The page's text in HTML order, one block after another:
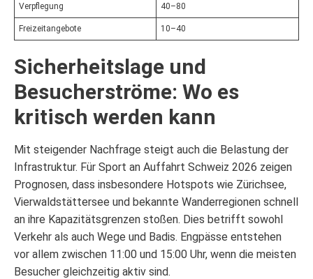
Verpflegung 40–80
Freizeitangebote 10–40
Sicherheitslage und
Besucherströme: Wo es
kritisch werden kann
Mit steigender Nachfrage steigt auch die Belastung der
Infrastruktur. Für Sport an Auffahrt Schweiz 2026 zeigen
Prognosen, dass insbesondere Hotspots wie Zürichsee,
Vierwaldstättersee und bekannte Wanderregionen schnell
an ihre Kapazitätsgrenzen stoßen. Dies betrifft sowohl
Verkehr als auch Wege und Badis. Engpässe entstehen
vor allem zwischen 11:00 und 15:00 Uhr, wenn die meisten
Besucher gleichzeitig aktiv sind.